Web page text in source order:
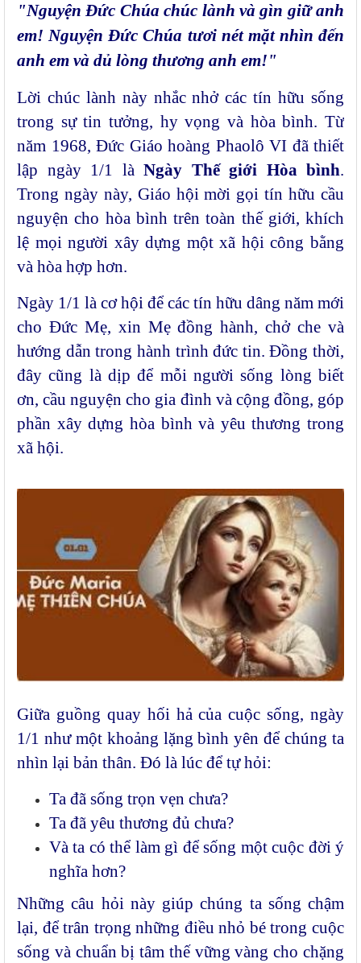
"Nguyện Đức Chúa chúc lành và gìn giữ anh
em! Nguyện Đức Chúa tươi nét mặt nhìn đến
anh em và dủ lòng thương anh em!"
Lời chúc lành này nhắc nhở các tín hữu sống
trong sự tin tưởng, hy vọng và hòa bình. Từ
năm 1968, Đức Giáo hoàng Phaolô VI đã thiết
lập ngày 1/1 là Ngày Thế giới Hòa bình.
Trong ngày này, Giáo hội mời gọi tín hữu cầu
nguyện cho hòa bình trên toàn thế giới, khích
lệ mọi người xây dựng một xã hội công bằng
và hòa hợp hơn.
Ngày 1/1 là cơ hội để các tín hữu dâng năm mới
cho Đức Mẹ, xin Mẹ đồng hành, chở che và
hướng dẫn trong hành trình đức tin. Đồng thời,
đây cũng là dịp để mỗi người sống lòng biết
ơn, cầu nguyện cho gia đình và cộng đồng, góp
phần xây dựng hòa bình và yêu thương trong
xã hội.
Giữa guồng quay hối hả của cuộc sống, ngày
1/1 như một khoảng lặng bình yên để chúng ta
nhìn lại bản thân. Đó là lúc để tự hỏi:
Ta đã sống trọn vẹn chưa?
Ta đã yêu thương đủ chưa?
Và ta có thể làm gì để sống một cuộc đời ý
nghĩa hơn?
Những câu hỏi này giúp chúng ta sống chậm
lại, để trân trọng những điều nhỏ bé trong cuộc
sống và chuẩn bị tâm thế vững vàng cho chặng